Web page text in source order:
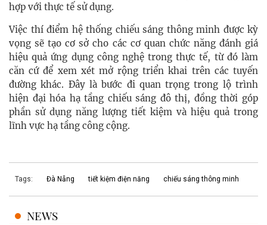
hợp với thực tế sử dụng.
Việc thí điểm hệ thống chiếu sáng thông minh được kỳ
vọng sẽ tạo cơ sở cho các cơ quan chức năng đánh giá
hiệu quả ứng dụng công nghệ trong thực tế, từ đó làm
căn cứ để xem xét mở rộng triển khai trên các tuyến
đường khác. Đây là bước đi quan trọng trong lộ trình
hiện đại hóa hạ tầng chiếu sáng đô thị, đồng thời góp
phần sử dụng năng lượng tiết kiệm và hiệu quả trong
lĩnh vực hạ tầng công cộng.
Tags: Đà Nẵng tiết kiệm điện năng chiếu sáng thông minh
NEWS